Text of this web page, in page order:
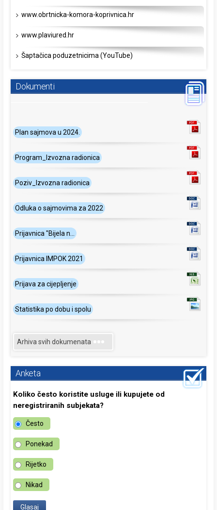
www.obrtnicka-komora-koprivnica.hr
www.plaviured.hr
Šaptačica poduzetnicima (YouTube)
Dokumenti
Plan sajmova u 2024.
Program_Izvozna radionica
Poziv_Izvozna radionica
Odluka o sajmovima za 2022
Prijavnica "Bijela n...
Prijavnica IMPOK 2021
Prijava za cijepljenje
Statistika po dobu i spolu
Arhiva svih dokumenata
Anketa
Koliko često koristite usluge ili kupujete od
neregistriranih subjekata?
Često
Ponekad
Rijetko
Nikad